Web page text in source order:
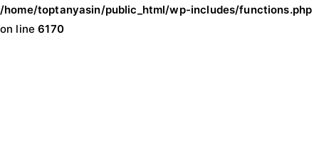
/home/toptanyasin/public_html/wp-includes/functions.php
on line6170